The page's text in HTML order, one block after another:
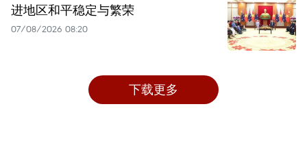
进地区和平稳定与繁荣
07/08/2026 08:20
下载更多